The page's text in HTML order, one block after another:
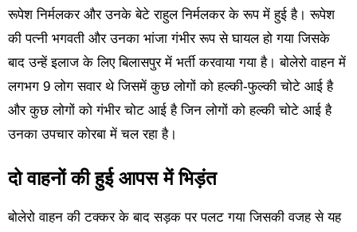
रूपेश निर्मलकर और उनके बेटे राहुल निर्मलकर के रूप में हुई है। रूपेश
की पत्नी भगवती और उनका भांजा गंभीर रूप से घायल हो गया जिसके
बाद उन्हें इलाज के लिए बिलासपुर में भर्ती करवाया गया है। बोलेरो वाहन में
लगभग 9 लोग सवार थे जिसमें कुछ लोगों को हल्की-फुल्की चोटे आई है
और कुछ लोगों को गंभीर चोट आई है जिन लोगों को हल्की चोटे आई है
उनका उपचार कोरबा में चल रहा है।
दो वाहनों की हुई आपस में भिड़ंत
बोलेरो वाहन की टक्कर के बाद सड़क पर पलट गया जिसकी वजह से यह